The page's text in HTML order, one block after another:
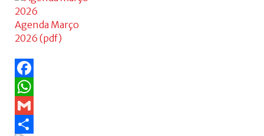
Agenda Março
2026 (pdf)
Facebook
WhatsApp
Gmail